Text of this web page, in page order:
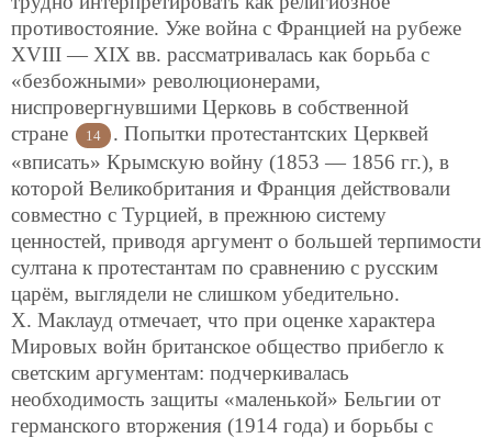
противостояние. Уже война с Францией на рубеже
XVIII — XIX вв. рассматривалась как борьба с
«безбожными» революционерами,
ниспровергнувшими Церковь в собственной
стране
14
. Попытки протестантских Церквей
«вписать» Крымскую войну (1853 — 1856 гг.), в
которой Великобритания и Франция действовали
совместно с Турцией, в прежнюю систему
ценностей, приводя аргумент о большей терпимости
султана к протестантам по сравнению с русским
царём, выглядели не слишком убедительно.
Х. Маклауд отмечает, что при оценке характера
Мировых войн британское общество прибегло к
светским аргументам: подчеркивалась
необходимость защиты «маленькой» Бельгии от
германского вторжения (1914 года) и борьбы с